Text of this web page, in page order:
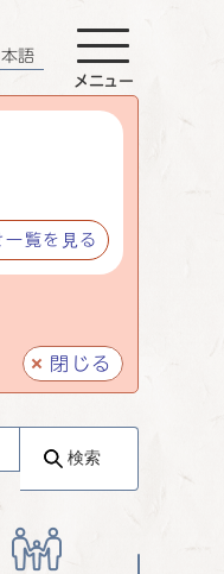
覧を見る
閉じる
語
メニュー
検索